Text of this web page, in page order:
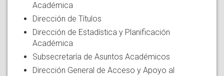
Académica
Dirección de Títulos
Dirección de Estadística y Planificación
Académica
Subsecretaría de Asuntos Académicos
Dirección General de Acceso y Apoyo al